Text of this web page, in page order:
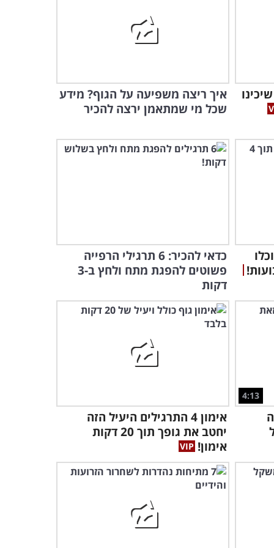
הסרטון הזה מוכיח שהרי
הדולומיטים הם חלומו של כל
סרטון הפעלולים הזה ייתן לכם
את מנת האדרנלין היומית
זה מדהים שבגיל 81 יש
3:22
השנה שחלפה
הזה ייקח אתכם לאחד מאתרי הסקי
בעולם!
איך ריצה משפיעה על הגוף? מידע
שכל מי שמתאמן ירצה להכיר
כדאי להכיר: 6 תרגילי הרפייה
פשוטים להפגת מתח ולחץ ב-3
דקות
4:13
אימון 4 התרגילים היעיל הזה
יחטב את גופך תוך 20 דקות
אימון!